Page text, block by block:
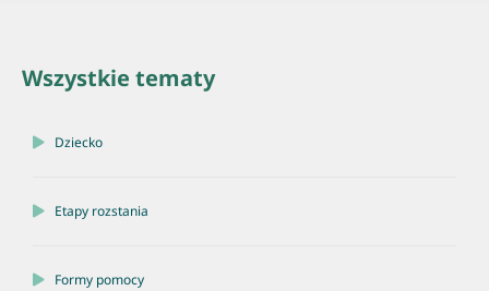
Wszystkie tematy
Dziecko
Etapy rozstania
Formy pomocy